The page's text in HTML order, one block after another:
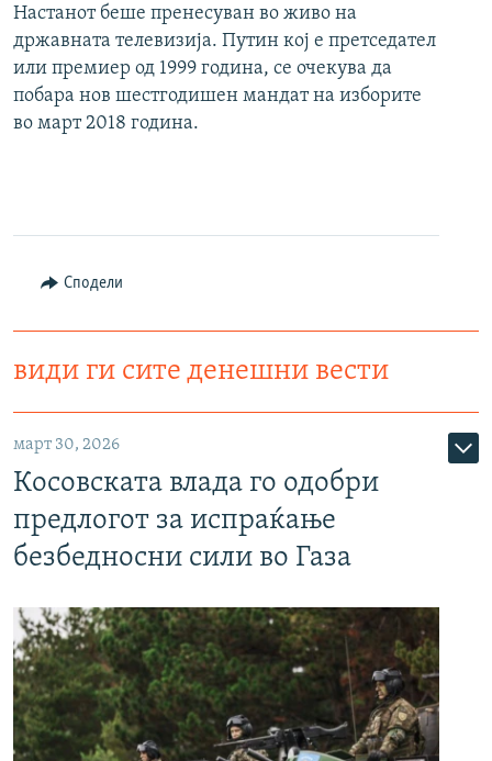
Настанот беше пренесуван во живо на
државната телевизија. Путин кој е претседател
или премиер од 1999 година, се очекува да
побара нов шестгодишен мандат на изборите
во март 2018 година.
Сподели
види ги сите денешни вести
март 30, 2026
Косовската влада го одобри
предлогот за испраќање
безбедносни сили во Газа